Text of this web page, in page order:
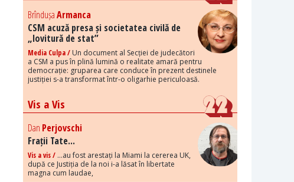
BrîndușaArmanca
CSM acuză presa și societatea civilă de
„lovitură de stat”
Media Culpa / Un document al Secției de judecători
a CSM a pus în plină lumină o realitate amară pentru
democrație: gruparea care conduce în prezent destinele
justiției s-a transformat într-o oligarhie periculoasă.
Vis a Vis
Dan Perjovschi
Frații Tate...
Vis a vis / ...au fost arestați la Miami la cererea UK,
după ce Justiția de la noi i-a lăsat în libertate
magna cum laudae,